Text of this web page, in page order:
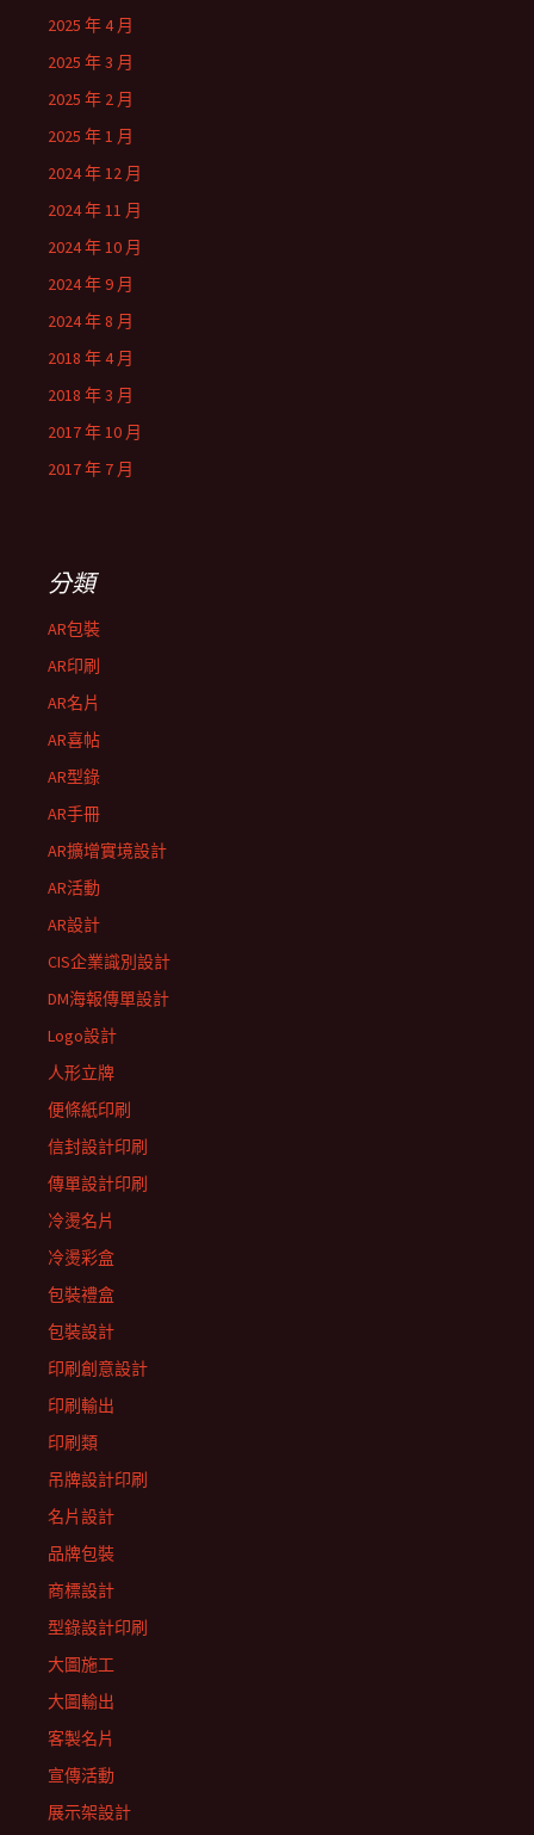
2025 年 4 月
2025 年 3 月
2025 年 2 月
2025 年 1 月
2024 年 12 月
2024 年 11 月
2024 年 10 月
2024 年 9 月
2024 年 8 月
2018 年 4 月
2018 年 3 月
2017 年 10 月
2017 年 7 月
分類
AR包裝
AR印刷
AR名片
AR喜帖
AR型錄
AR手冊
AR擴增實境設計
AR活動
AR設計
CIS企業識別設計
DM海報傳單設計
Logo設計
人形立牌
便條紙印刷
信封設計印刷
傳單設計印刷
冷燙名片
冷燙彩盒
包裝禮盒
包裝設計
印刷創意設計
印刷輸出
印刷類
吊牌設計印刷
名片設計
品牌包裝
商標設計
型錄設計印刷
大圖施工
大圖輸出
客製名片
宣傳活動
展示架設計